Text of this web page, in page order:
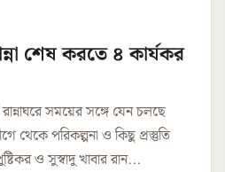
শেষ করতে ৪ কার্যকর
সময়ের সঙ্গে যেন চলছে
থেকে পরিকল্পনা ও কিছু প্রস্তুতি
ও সুস্বাদু খাবার রান...